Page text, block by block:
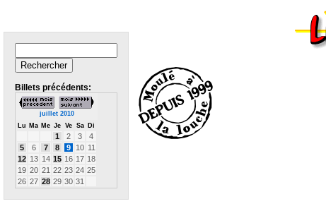
Billets précédents:
juillet 2010
Lu Ma Me Je Ve Sa Di
1 2 3
4
5
6 7 8 9 10 11
12 13 14 15 16 17 18
19 20 21 22 23 24 25
26 27 28 29 30 31